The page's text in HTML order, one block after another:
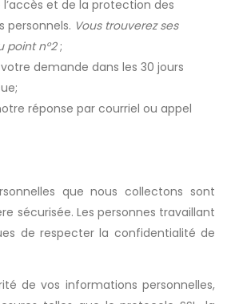
l’accès et de la protection des
personnels. Vous trouverez ses
point n°2;
demande dans les 30 jours
réponse par courriel ou appel
que nous collectons sont
sécurisée. Les personnes travaillant
de respecter la confidentialité de
de vos informations personnelles,